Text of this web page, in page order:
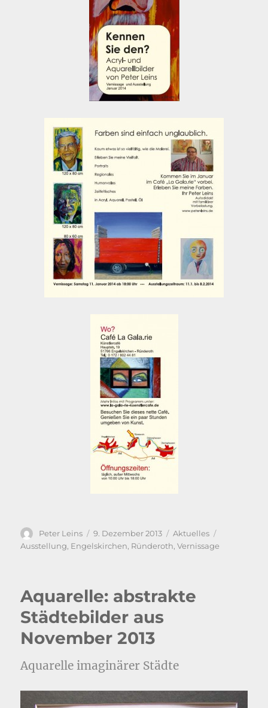
Autor
Peter Leins
Veröffentlicht
am
9. Dezember 2013 Kategorien
Aktuelles
Ausstellung, Engelskirchen, Ründeroth,Vernissage
Aquarelle: abstrakte
Städtebilder aus
November 2013
Aquarelle imaginärer Städte